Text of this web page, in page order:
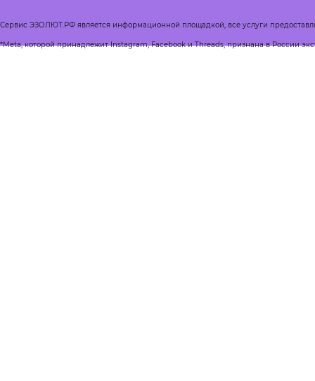
Сервис ЭЗОЛЮТ.РФ является информационной площадкой, все услуги
*Meta, которой принадлежит Instagram, Facebook и Threads, признана в России